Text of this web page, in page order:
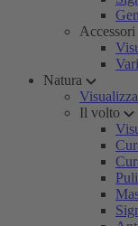
Accessori
Natura
Il volto